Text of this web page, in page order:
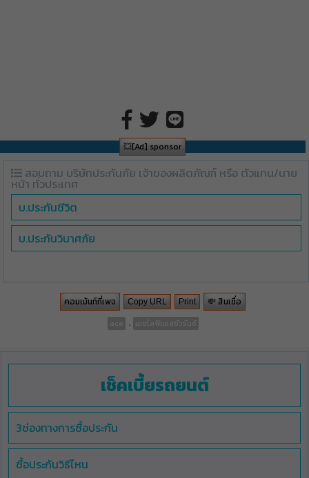
💥[Ad] sponsor
สอบถาม บริษัทประกันภัย เจ้าของผลิตภัณฑ์ หรือ ตัวแทน/นาย
หน้า ทั่วประเทศ
บ.ประกันชีวิต
บ.ประกันวินาศภัย
คอมเม้นท์ที่เพจ Copy URL Print 💸 สินเชื่อ
ace . เอซไลฟ์แอสชัวรันซ์
เช็คเบี้ยรถยนต์
3ช่องทางการซื้อประกัน
ซื้อประกันวิธีไหน